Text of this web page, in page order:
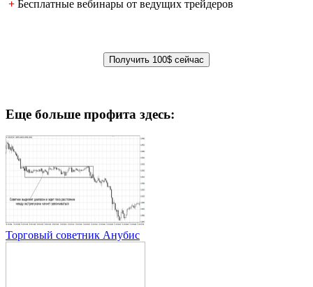
+ Бесплатные вебинары от ведущих трейдеров
Еще больше профита здесь:
Торговый советник Анубис